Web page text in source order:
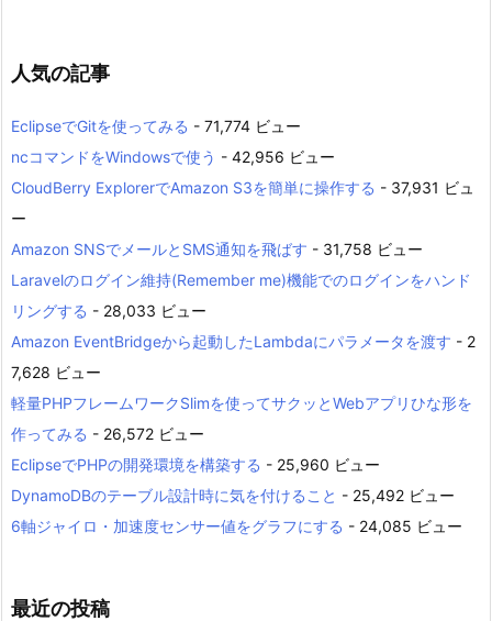
人気の記事
EclipseでGitを使ってみる - 71,774 ビュー
ncコマンドをWindowsで使う - 42,956 ビュー
CloudBerry ExplorerでAmazon S3を簡単に操作する - 37,931 ビュ
ー
Amazon SNSでメールとSMS通知を飛ばす - 31,758 ビュー
Laravelのログイン維持(Remember me)機能でのログインをハンド
リングする - 28,033 ビュー
Amazon EventBridgeから起動したLambdaにパラメータを渡す - 2
7,628 ビュー
軽量PHPフレームワークSlimを使ってサクッとWebアプリひな形を
作ってみる - 26,572 ビュー
EclipseでPHPの開発環境を構築する - 25,960 ビュー
DynamoDBのテーブル設計時に気を付けること - 25,492 ビュー
6軸ジャイロ・加速度センサー値をグラフにする - 24,085 ビュー
最近の投稿